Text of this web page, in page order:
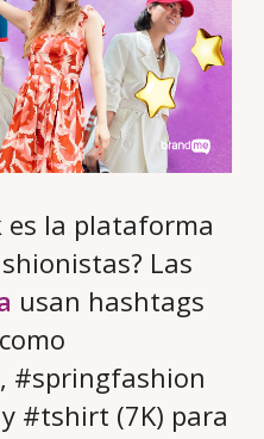
es la plataforma
Las
usan hashtags
#springfashion
#tshirt (7K) para